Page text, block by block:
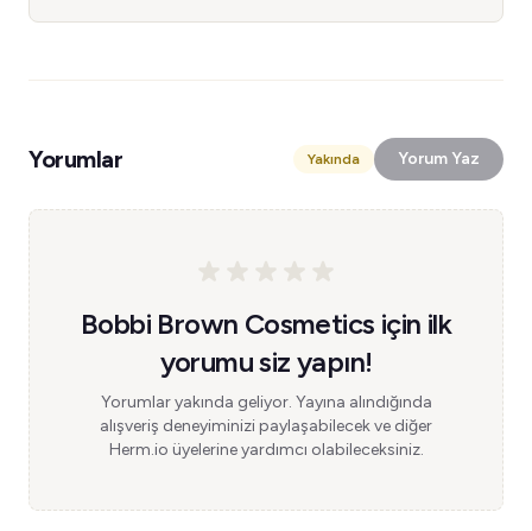
Yorumlar Yakında Yorum Yaz
Bobbi Brown Cosmetics için ilk
yorumu siz yapın!
Yorumlar yakında geliyor. Yayına alındığında
alışveriş deneyiminizi paylaşabilecek ve diğer
Herm.io üyelerine yardımcı olabileceksiniz.